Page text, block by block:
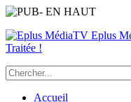
Eplus
Traitée !
Accueil